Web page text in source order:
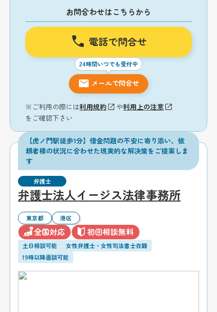
お問合わせはこちらから
電話で問合せ
24時間いつでも受付中
メールで問合せ
※ご利用の際には利用規約 や利用上の注意
をご確認下さい
【虎ノ門駅徒歩1分】借金問題の不安に寄り添い、依
頼者様の状況に合わせた現実的な解決策をご提案しま
す
弁護士
弁護士法人イージス法律事務所
東京都 港区
全国対応 初回相談無料
土日相談可能
女性弁護士・女性司法書士在籍
19時以降面談可能